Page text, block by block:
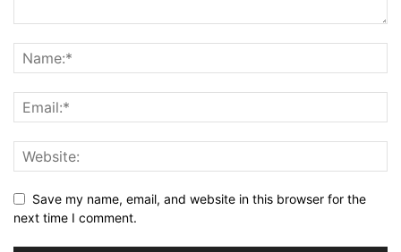
Save my name, email, and website in this browser for the
next time I comment.